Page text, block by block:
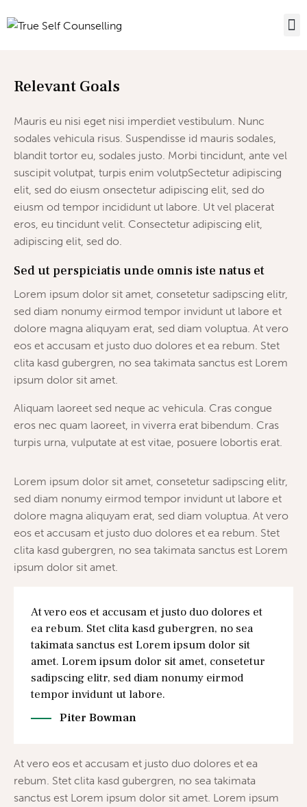
Relevant Goals
Mauris eu nisi eget nisi imperdiet vestibulum. Nunc
sodales vehicula risus. Suspendisse id mauris sodales,
blandit tortor eu, sodales justo. Morbi tincidunt, ante vel
suscipit volutpat, turpis enim volutpSectetur adipiscing
elit, sed do eiusm onsectetur adipiscing elit, sed do
eiusm od tempor incididunt ut labore. Ut vel placerat
eros, eu tincidunt velit. Consectetur adipiscing elit,
adipiscing elit, sed do.
Sed ut perspiciatis unde omnis iste natus et
Lorem ipsum dolor sit amet, consetetur sadipscing elitr,
sed diam nonumy eirmod tempor invidunt ut labore et
dolore magna aliquyam erat, sed diam voluptua. At vero
eos et accusam et justo duo dolores et ea rebum. Stet
clita kasd gubergren, no sea takimata sanctus est Lorem
ipsum dolor sit amet.
Aliquam laoreet sed neque ac vehicula. Cras congue
eros nec quam laoreet, in viverra erat bibendum. Cras
turpis urna, vulputate at est vitae, posuere lobortis erat.
Lorem ipsum dolor sit amet, consetetur sadipscing elitr,
sed diam nonumy eirmod tempor invidunt ut labore et
dolore magna aliquyam erat, sed diam voluptua. At vero
eos et accusam et justo duo dolores et ea rebum. Stet
clita kasd gubergren, no sea takimata sanctus est Lorem
ipsum dolor sit amet.
At vero eos et accusam et justo duo dolores et
ea rebum. Stet clita kasd gubergren, no sea
takimata sanctus est Lorem ipsum dolor sit
amet. Lorem ipsum dolor sit amet, consetetur
sadipscing elitr, sed diam nonumy eirmod
tempor invidunt ut labore.
Piter Bowman
At vero eos et accusam et justo duo dolores et ea
rebum. Stet clita kasd gubergren, no sea takimata
sanctus est Lorem ipsum dolor sit amet. Lorem ipsum